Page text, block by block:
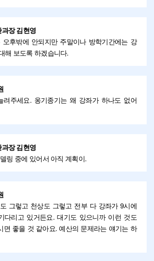
장 김현영
오후밖에 안되지만 주말이나 방학기간에는 강
해 보도록 하겠습니다.
려주세요. 옹기종기는 왜 강좌가 하나도 없어
장 김현영
링 중에 있어서 아직 계획이.
그렇고 천상도 그렇고 전부 다 강좌가 9시에
다리고 있거든요. 대기도 있으니까 이런 것도
면 좋을 것 같아요. 예산의 문제라는 얘기는 하